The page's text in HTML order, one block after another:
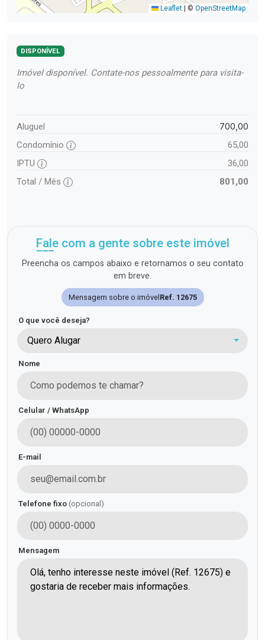
Leaflet | © OpenStreetMap
DISPONÍVEL
Imóvel disponível. Contate-nos pessoalmente para visita-
lo
Aluguel 700,00
Condomínio
65,00
IPTU
36,00
Total / Mês
801,00
Fale com a gente sobre este imóvel
Preencha os campos abaixo e retornamos o seu contato
em breve.
Mensagem sobre o imóvelRef. 12675
O que você deseja?
Quero Alugar
Nome
Celular / WhatsApp
E-mail
Telefone fixo (opcional)
Mensagem